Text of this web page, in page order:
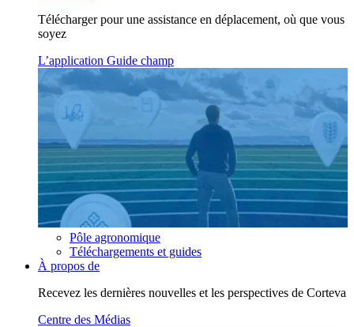
Télécharger pour une assistance en déplacement, où que vous
soyez
L’application Guide champ
Pôle agronomique
Téléchargements et guides
À propos de
Recevez les dernières nouvelles et les perspectives de Corteva
Centre des Médias